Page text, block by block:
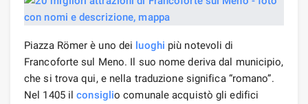
Piazza Römer è uno dei luoghi più notevoli di
Francoforte sul Meno. Il suo nome deriva dal municipio,
che si trova qui, e nella traduzione significa “romano”.
Nel 1405 ilconsiglio comunale acquistò gli edifici